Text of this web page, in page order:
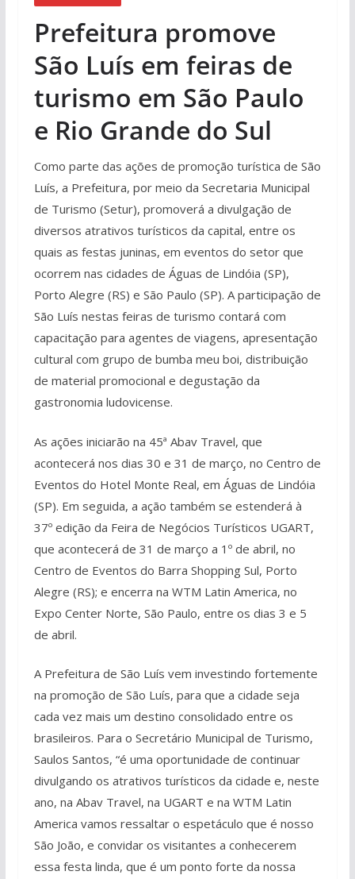
Prefeitura promove
São Luís em feiras de
turismo em São Paulo
e Rio Grande do Sul
Como parte das ações de promoção turística de São
Luís, a Prefeitura, por meio da Secretaria Municipal
de Turismo (Setur), promoverá a divulgação de
diversos atrativos turísticos da capital, entre os
quais as festas juninas, em eventos do setor que
ocorrem nas cidades de Águas de Lindóia (SP),
Porto Alegre (RS) e São Paulo (SP). A participação de
São Luís nestas feiras de turismo contará com
capacitação para agentes de viagens, apresentação
cultural com grupo de bumba meu boi, distribuição
de material promocional e degustação da
gastronomia ludovicense.
As ações iniciarão na 45ª Abav Travel, que
acontecerá nos dias 30 e 31 de março, no Centro de
Eventos do Hotel Monte Real, em Águas de Lindóia
(SP). Em seguida, a ação também se estenderá à
37º edição da Feira de Negócios Turísticos UGART,
que acontecerá de 31 de março a 1º de abril, no
Centro de Eventos do Barra Shopping Sul, Porto
Alegre (RS); e encerra na WTM Latin America, no
Expo Center Norte, São Paulo, entre os dias 3 e 5
de abril.
A Prefeitura de São Luís vem investindo fortemente
na promoção de São Luís, para que a cidade seja
cada vez mais um destino consolidado entre os
brasileiros. Para o Secretário Municipal de Turismo,
Saulos Santos, “é uma oportunidade de continuar
divulgando os atrativos turísticos da cidade e, neste
ano, na Abav Travel, na UGART e na WTM Latin
America vamos ressaltar o espetáculo que é nosso
São João, e convidar os visitantes a conhecerem
essa festa linda, que é um ponto forte da nossa